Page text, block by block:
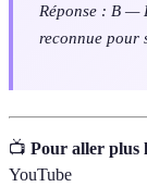
Réponse : B —
reconnue pour
📺 Pour aller plus
YouTube